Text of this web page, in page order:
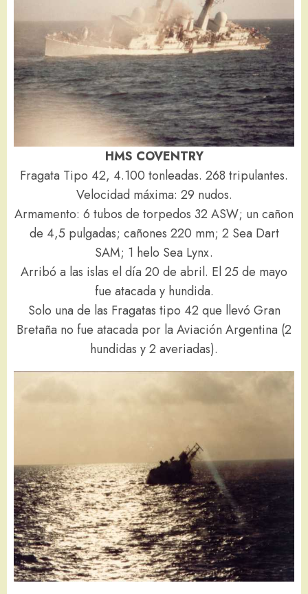
HMS COVENTRY
Fragata Tipo 42, 4.100 tonleadas. 268 tripulantes.
Velocidad máxima: 29 nudos.
Armamento: 6 tubos de torpedos 32 ASW; un cañon
de 4,5 pulgadas; cañones 220 mm; 2 Sea Dart
SAM; 1 helo Sea Lynx.
Arribó a las islas el día 20 de abril. El 25 de mayo
fue atacada y hundida.
Solo una de las Fragatas tipo 42 que llevó Gran
Bretaña no fue atacada por la Aviación Argentina (2
hundidas y 2 averiadas).